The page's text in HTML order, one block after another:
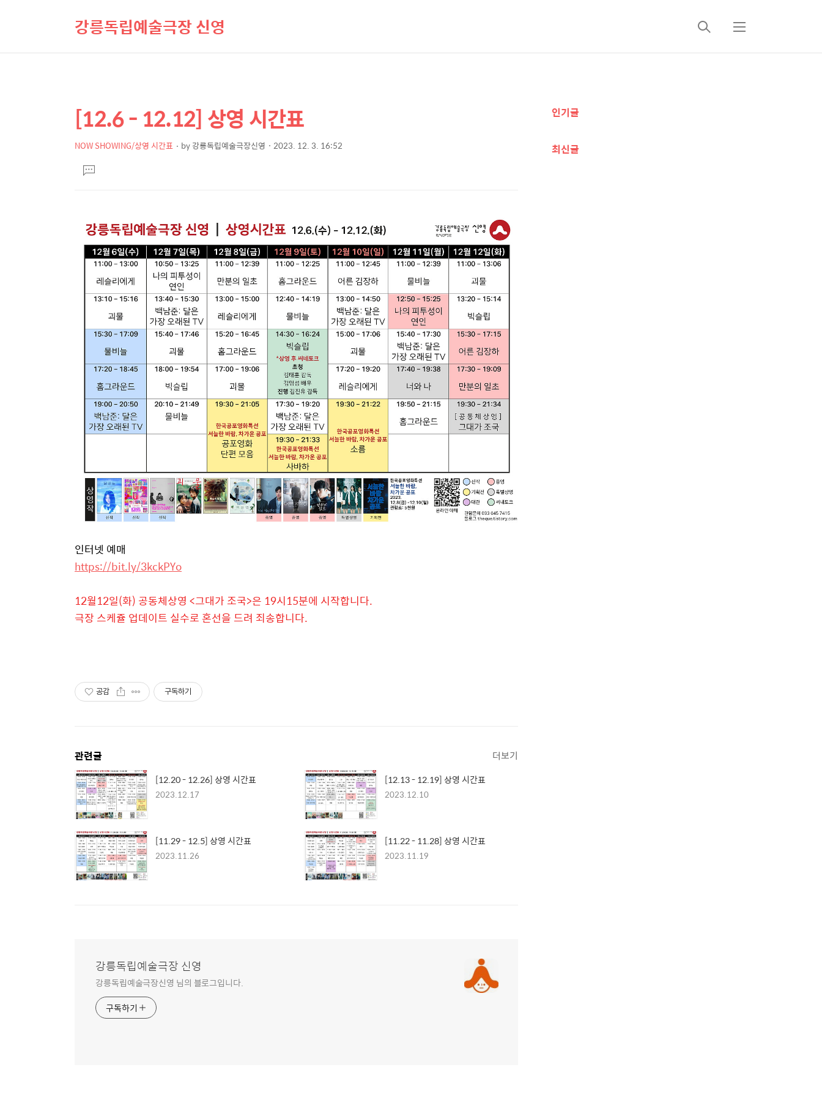
강릉독립예술극장 신영
검
메
상
세
컨
텐
본
문
제
[12.6 - 12.12] 상영 시간표
NOW SHOWING/상영 시간표 by강릉독립예술극장신영 2023. 12. 3. 16:52
문댓
글
인터넷 예매
https://bit.ly/3kckPYo
12월12일(화) 공동체상영 <그대가 조국>은 19시15분에 시작합니다.
극장 스케쥴 업데이트 실수로 혼선을 드려 죄송합니다.
공감 구독하기
관련글 더보기
[12.20 - 12.26] 상영 시간표
2023.12.17
[12.13 - 12.19] 상영 시간표
2023.12.10
[11.29 - 12.5] 상영 시간표
2023.11.26
[11.22 - 11.28] 상영 시간표
2023.11.19
강릉독립예술극장 신영
강릉독립예술극장신영 님의 블로그입니다.
구독하기
추
정
인기글
최신글